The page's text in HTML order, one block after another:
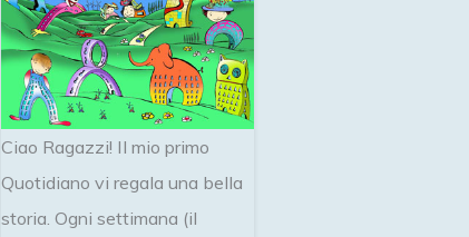
Ciao Ragazzi! Il mio primo
Quotidiano vi regala una bella
storia. Ogni settimana (il